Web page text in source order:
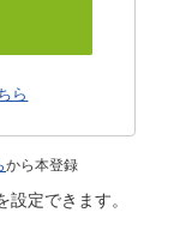
ら
から本登録
定できます。